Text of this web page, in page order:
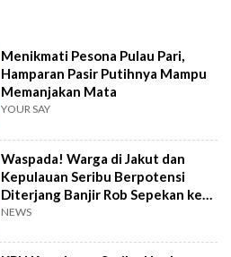
Menikmati Pesona Pulau Pari,
Hamparan Pasir Putihnya Mampu
Memanjakan Mata
YOUR SAY
Waspada! Warga di Jakut dan
Kepulauan Seribu Berpotensi
Diterjang Banjir Rob Sepekan ke
Depan
NEWS